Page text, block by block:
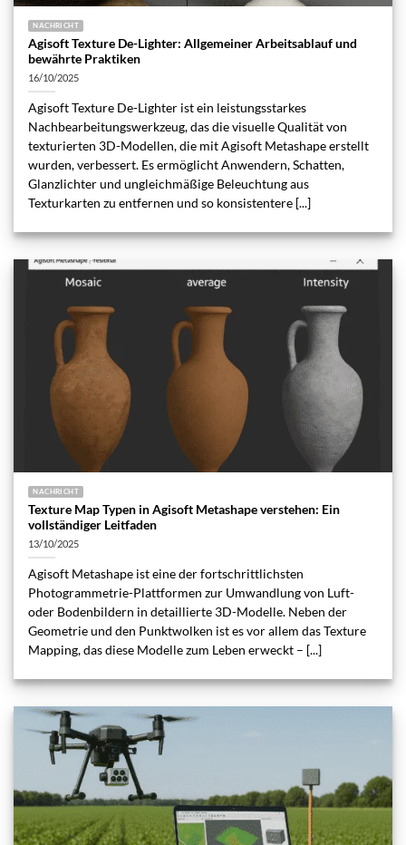
NACHRICHT
Agisoft Texture De-Lighter: Allgemeiner Arbeitsablauf und
bewährte Praktiken
16/10/2025
Agisoft Texture De-Lighter ist ein leistungsstarkes
Nachbearbeitungswerkzeug, das die visuelle Qualität von
texturierten 3D-Modellen, die mit Agisoft Metashape erstellt
wurden, verbessert. Es ermöglicht Anwendern, Schatten,
Glanzlichter und ungleichmäßige Beleuchtung aus
Texturkarten zu entfernen und so konsistentere [...]
NACHRICHT
Texture Map Typen in Agisoft Metashape verstehen: Ein
vollständiger Leitfaden
13/10/2025
Agisoft Metashape ist eine der fortschrittlichsten
Photogrammetrie-Plattformen zur Umwandlung von Luft-
oder Bodenbildern in detaillierte 3D-Modelle. Neben der
Geometrie und den Punktwolken ist es vor allem das Texture
Mapping, das diese Modelle zum Leben erweckt – [...]